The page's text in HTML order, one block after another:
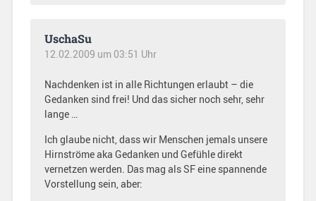
UschaSu
12.02.2009 um 03:51 Uhr
Nachdenken ist in alle Richtungen erlaubt – die
Gedanken sind frei! Und das sicher noch sehr, sehr
lange …
Ich glaube nicht, dass wir Menschen jemals unsere
Hirnströme aka Gedanken und Gefühle direkt
vernetzen werden. Das mag als SF eine spannende
Vorstellung sein, aber: